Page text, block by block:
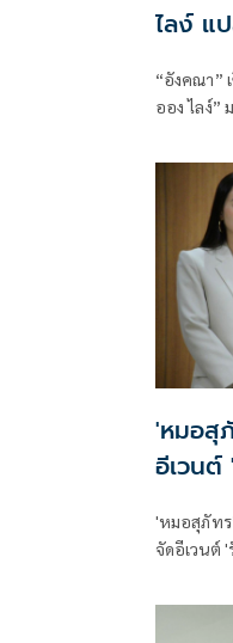
ไลง์ แ
แต่กลับ
“อังคณา”
ออง ไลง์”
'หมอสุ
อีเวนต์
'หมอสุภัทร
จัดอีเวนต์